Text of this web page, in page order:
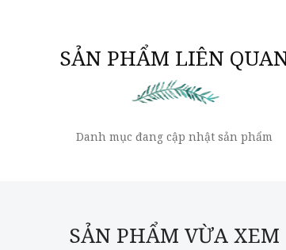
SẢN PHẨM LIÊN
Danh mục đang cập nhật sản phẩm
SẢN PHẨM VỪA XEM